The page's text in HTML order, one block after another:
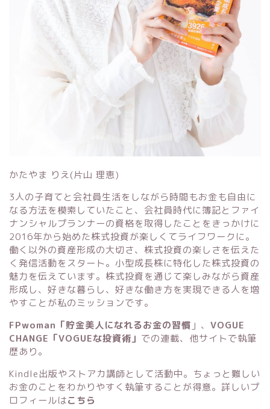
かたやま りえ(片山 理恵)
3人の子育てと会社員生活をしながら時間もお金も自由に
なる方法を模索していたこと、会社員時代に簿記とファイ
ナンシャルプランナーの資格を取得したことをきっかけに
2016年から始めた株式投資が楽しくてライフワークに。
働く以外の資産形成の大切さ、株式投資の楽しさを伝えた
く発信活動をスタート。小型成長株に特化した株式投資の
魅力を伝えています。株式投資を通じて楽しみながら資産
形成し、好きな暮らし、好きな働き方を実現できる人を増
やすことが私のミッションです。
FPwoman「貯金美人になれるお金の習慣 」 、 VOGUE
CHANGE「VOGUEな投資術」 での連載、他サイトで執筆
歴あり。
Kindle出版やストアカ講師として活動中。ちょっと難しい
お金のことをわかりやすく執筆することが得意。詳しいプ
ロフィールはこちら